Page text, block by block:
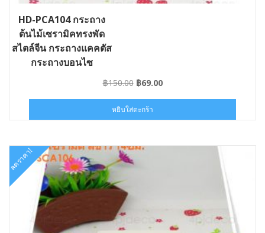
HD-PCA104 กระถาง
ต้นไม้เซรามิคทรงพัด
สไตล์จีน กระถางแคคตัส
กระถางบอนไซ
฿150.00 Original
was:
฿150.00.
฿69.00Current
฿69.00.
หยิบใส่ตะกร้า
ลดราคา!